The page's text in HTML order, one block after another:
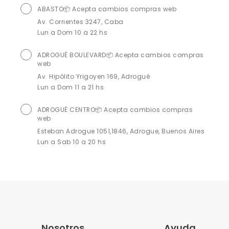
ABASTO📦 Acepta cambios compras web
Av. Corrientes 3247, Caba
Lun a Dom 10 a 22 hs
ADROGUÉ BOULEVARD📦 Acepta cambios compras
web
Av. Hipólito Yrigoyen 169, Adrogué
Lun a Dom 11 a 21 hs
ADROGUÉ CENTRO📦 Acepta cambios compras
web
Esteban Adrogue 1051,1846, Adrogue, Buenos Aires
Lun a Sab 10 a 20 hs
Gral. Güemes 897